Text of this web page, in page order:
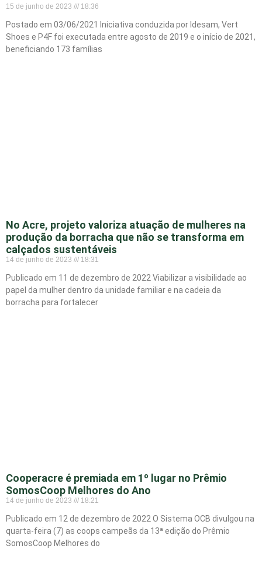
15 de junho de 2023 18:36
Postado em 03/06/2021 Iniciativa conduzida por Idesam, Vert
Shoes e P4F foi executada entre agosto de 2019 e o início de 2021,
beneficiando 173 famílias
No Acre, projeto valoriza atuação de mulheres na
produção da borracha que não se transforma em
calçados sustentáveis
14 de junho de 2023 18:31
Publicado em 11 de dezembro de 2022 Viabilizar a visibilidade ao
papel da mulher dentro da unidade familiar e na cadeia da
borracha para fortalecer
Cooperacre é premiada em 1º lugar no Prêmio
SomosCoop Melhores do Ano
14 de junho de 2023 18:21
Publicado em 12 de dezembro de 2022 O Sistema OCB divulgou na
quarta-feira (7) as coops campeãs da 13ª edição do Prêmio
SomosCoop Melhores do